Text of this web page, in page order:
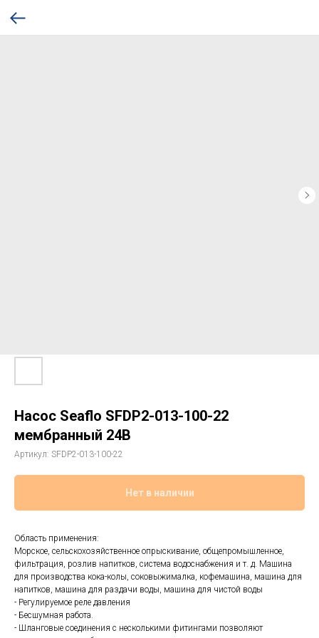
Насос Seaflo SFDP2-013-100-22
мембранный 24В
Артикул: SFDP2-013-100-22
Нет в наличии
Область применения:
Морское, сельскохозяйственное опрыскивание, общепромышленное,
фильтрация, розлив напитков, система водоснабжения и т. д. Машина
для производства кока-колы, соковыжималка, кофемашина, машина для
напитков, машина для раздачи воды, машина для чистой воды
- Регулируемое реле давления
- Бесшумная работа.
- Шланговые соединения с несколькими фитингами позволяют